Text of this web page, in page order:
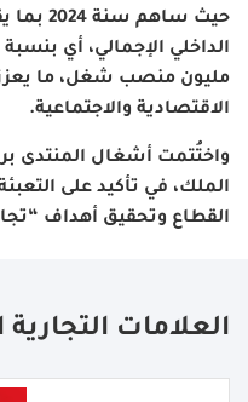
مليون منصب شغل، ما يعزز
الاقتصادية والاجتماعية.
واختُتمت أشغال المنتدى
الملك، في تأكيد على
القطاع وتحقيق أهداف “تجارة
العلامات التجارية